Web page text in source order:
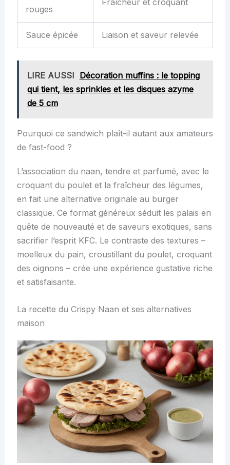
rouges
Sauce épicée Liaison et saveur relevée
LIRE AUSSI Décoration muffins : le topping
qui tient, les sprinkles et les disques azyme
de 5 cm
Pourquoi ce sandwich plaît-il autant aux amateurs
de fast-food ?
L’association du naan, tendre et parfumé, avec le
croquant du poulet et la fraîcheur des légumes,
en fait une alternative originale au burger
classique. Ce format généreux séduit les palais en
quête de nouveauté et de saveurs exotiques, sans
sacrifier l’esprit KFC. Le contraste des textures –
moelleux du pain, croustillant du poulet, croquant
des oignons – crée une expérience gustative riche
et satisfaisante.
La recette du Crispy Naan et ses alternatives
maison